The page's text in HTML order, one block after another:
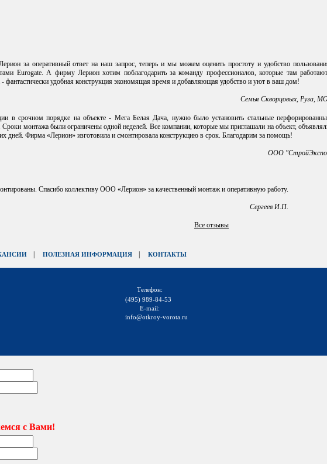
за оперативный ответ на наш запрос, теперь и мы можем оценить простоту и удобство
Eurogate. А фирму Лерион хотим поблагодарить за команду профессионалов, которые там
фантастически удобная конструкция экономящая время и добавляющая удобство и уют в ваш дом!
Семья Скворцовых, Руза,
в срочном порядке на объекте - Мега Белая Дача, нужно было установить стальные
Сроки монтажа были ограничены одной неделей. Все компании, которые мы приглашали на объект,
дней. Фирма «Лерион» изготовила и смонтировала конструкцию в срок. Благодарим за помощь!
ООО
Спасибо коллективу ООО «Лерион» за качественный монтаж и оперативную работу.
Сергеев И.П.
Все отзывы
ПОЛЕЗНАЯ ИНФОРМАЦИЯ КОНТАКТЫ
Телефон:
(495) 989-84-53
E-mail:
info@otkroy-vorota.ru
с Вами!